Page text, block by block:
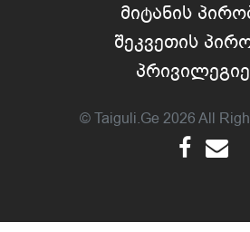
Მიტანის
Შეკვეთის
© Taiguli.ge 2026 All